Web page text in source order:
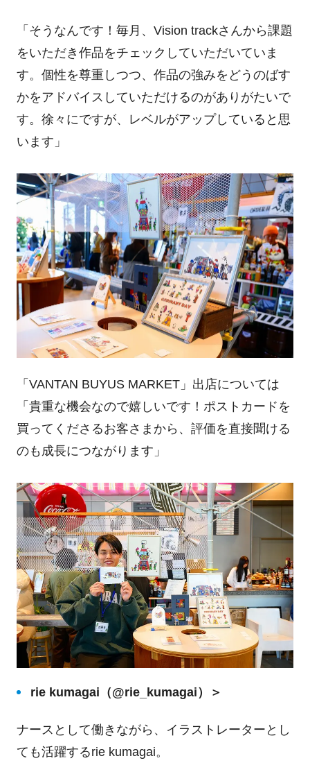
「そうなんです！毎月、Vision trackさんから課題
をいただき作品をチェックしていただいていま
す。個性を尊重しつつ、作品の強みをどうのばす
かをアドバイスしていただけるのがありがたいで
す。徐々にですが、レベルがアップしていると思
います」
「VANTAN BUYUS MARKET」出店については
「貴重な機会なので嬉しいです！ポストカードを
買ってくださるお客さまから、評価を直接聞ける
のも成長につながります」
rie kumagai（@rie_kumagai）＞
ナースとして働きながら、イラストレーターとし
ても活躍するrie kumagai。